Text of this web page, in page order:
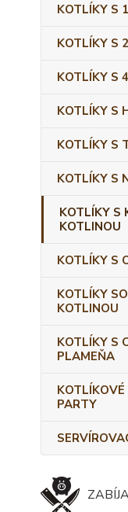
KOTLÍKY S
KOTLÍKY S
KOTLÍKY S
KOTLÍKY S
KOTLÍKY S
KOTLÍKY S
KOTLÍKY S
KOTLINOU
KOTLÍKY S
KOTLÍKY
KOTLINOU
KOTLÍKY S
PLAMEŇA
KOTLÍKOVÉ
PARTY